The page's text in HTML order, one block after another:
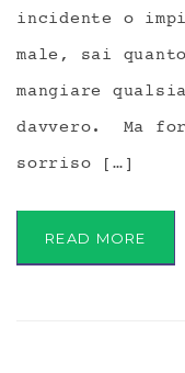
incidente o
male, sai
mangiare
davvero. Ma
sorriso […]
READ MORE